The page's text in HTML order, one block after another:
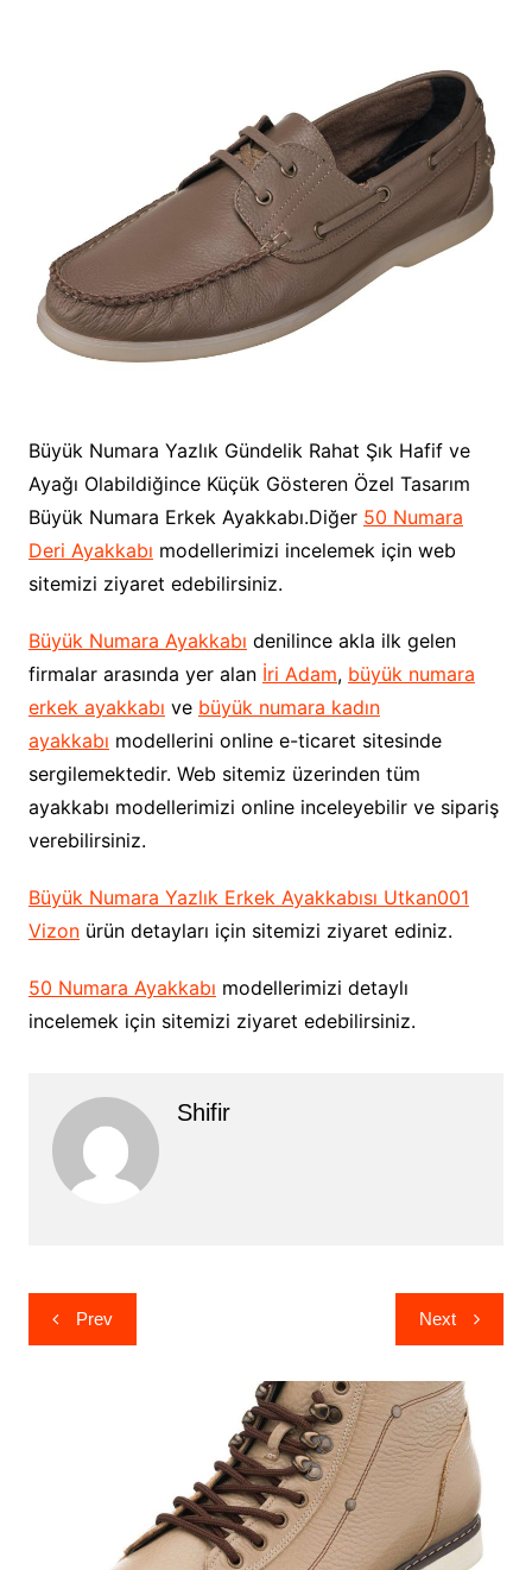
Büyük Numara Yazlık Gündelik Rahat Şık Hafif ve
Ayağı Olabildiğince Küçük Gösteren Özel Tasarım
Büyük Numara Erkek Ayakkabı.Diğer 50 Numara
Deri Ayakkabı modellerimizi incelemek için web
sitemizi ziyaret edebilirsiniz.
Büyük Numara Ayakkabı denilince akla ilk gelen
firmalar arasında yer alan İri Adam, büyük numara
erkek ayakkabı ve büyük numara kadın
ayakkabı modellerini online e-ticaret sitesinde
sergilemektedir. Web sitemiz üzerinden tüm
ayakkabı modellerimizi online inceleyebilir ve sipariş
verebilirsiniz.
Büyük Numara Yazlık Erkek Ayakkabısı Utkan001
Vizonürün detayları için sitemizi ziyaret ediniz.
50 Numara Ayakkabı modellerimizi detaylı
incelemek için sitemizi ziyaret edebilirsiniz.
Shifir
Yazı
gezinmesi
Prev Next